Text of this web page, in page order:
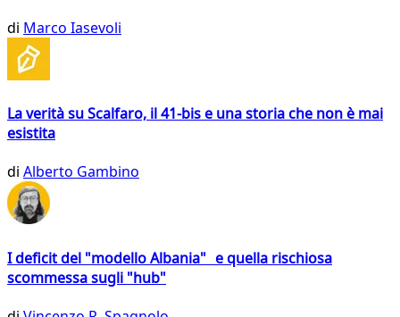
di Marco Iasevoli
La verità su Scalfaro, il 41-bis e una storia che non è mai
esistita
di Alberto Gambino
I deficit del "modello Albania" e quella rischiosa
scommessa sugli "hub"